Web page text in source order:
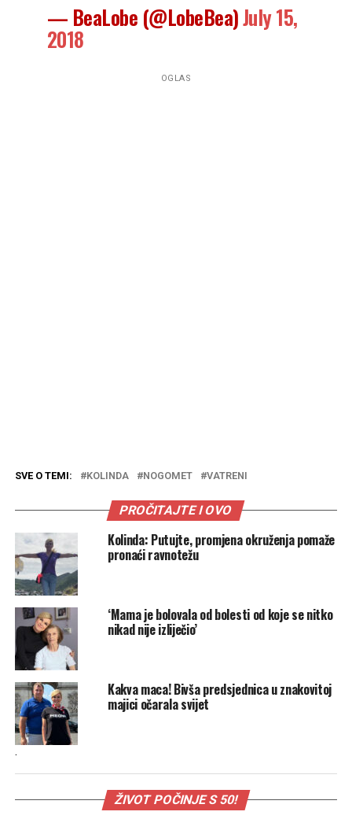
— BeaLobe (@LobeBea)July 15,
2018
OGLAS
SVE O TEMI: KOLINDA NOGOMET VATRENI
PROČITAJTE I OVO
Kolinda: Putujte, promjena okruženja pomaže
pronaći ravnotežu
‘Mama je bolovala od bolesti od koje se nitko
nikad nije izliječio’
Kakva maca! Bivša predsjednica u znakovitoj
majici očarala svijet
.
ŽIVOT POČINJE S 50!